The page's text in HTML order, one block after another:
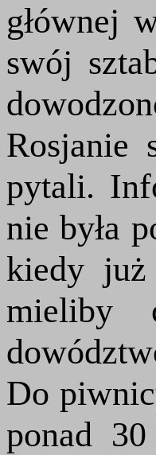
głównej
swój
Rosjanie
pytali.
nie była
kiedy już
mieliby
Do
ponad